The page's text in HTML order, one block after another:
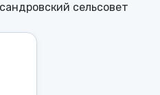
сельсовет